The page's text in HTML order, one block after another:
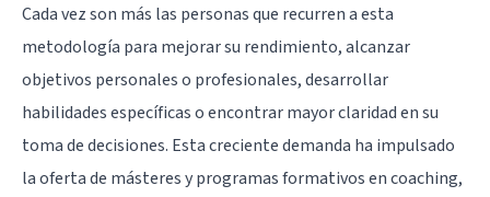
Cada vez son más las personas que recurren a esta
metodología para mejorar su rendimiento, alcanzar
objetivos personales o profesionales, desarrollar
habilidades específicas o encontrar mayor claridad en su
toma de decisiones. Esta creciente demanda ha impulsado
la oferta de másteres y programas formativos en coaching,